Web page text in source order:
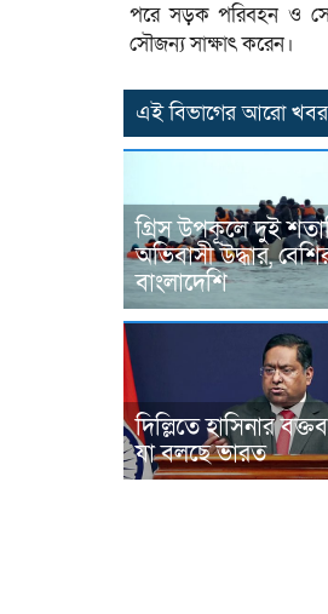
পরে সড়ক পরিবহন ও
সৌজন্য সাক্ষাৎ করেন।
এই বিভাগের আরো খবর
গ্রিস উপকূলে দুই
অভিবাসী উদ্ধার,
বাংলাদেশি
দিল্লিতে হাসিনার
যা বলছে ভারত